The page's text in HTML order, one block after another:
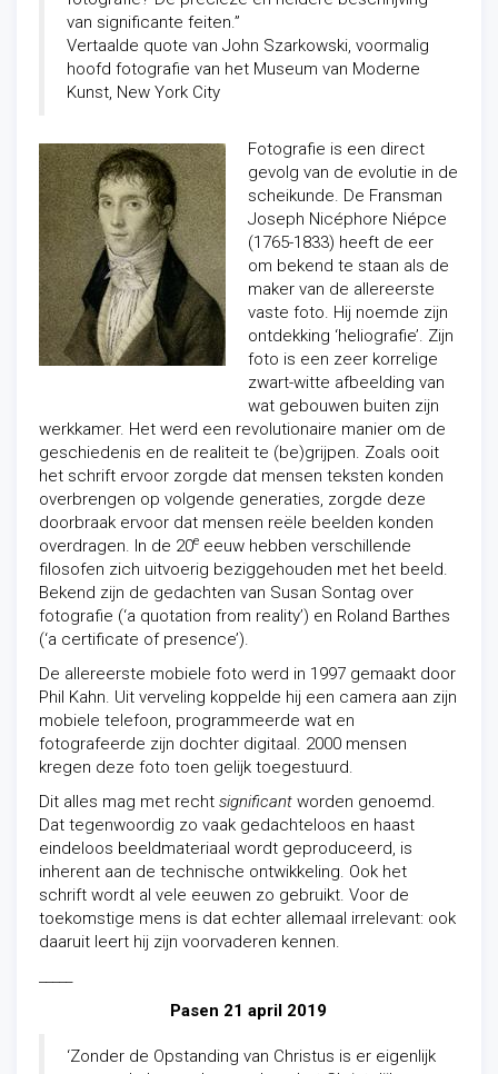
van significante feiten.”
Vertaalde quote van John Szarkowski, voormalig
hoofd fotografie van het Museum van Moderne
Kunst, New York City
Fotografie is een direct
gevolg van de evolutie in de
scheikunde. De Fransman
Joseph Nicéphore Niépce
(1765-1833) heeft de eer
om bekend te staan als de
maker van de allereerste
vaste foto. Hij noemde zijn
ontdekking ‘heliografie’. Zijn
foto is een zeer korrelige
zwart-witte afbeelding van
wat gebouwen buiten zijn
werkkamer. Het werd een revolutionaire manier om de
geschiedenis en de realiteit te (be)grijpen. Zoals ooit
het schrift ervoor zorgde dat mensen teksten konden
overbrengen op volgende generaties, zorgde deze
doorbraak ervoor dat mensen reële beelden konden
overdragen. In de 20e eeuw hebben verschillende
filosofen zich uitvoerig beziggehouden met het beeld.
Bekend zijn de gedachten van Susan Sontag over
fotografie (‘a quotation from reality’) en Roland Barthes
(‘a certificate of presence’).
De allereerste mobiele foto werd in 1997 gemaakt door
Phil Kahn. Uit verveling koppelde hij een camera aan zijn
mobiele telefoon, programmeerde wat en
fotografeerde zijn dochter digitaal. 2000 mensen
kregen deze foto toen gelijk toegestuurd.
Dit alles mag met recht significant worden genoemd.
Dat tegenwoordig zo vaak gedachteloos en haast
eindeloos beeldmateriaal wordt geproduceerd, is
inherent aan de technische ontwikkeling. Ook het
schrift wordt al vele eeuwen zo gebruikt. Voor de
toekomstige mens is dat echter allemaal irrelevant: ook
daaruit leert hij zijn voorvaderen kennen.
Pasen 21 april 2019
‘Zonder de Opstanding van Christus is er eigenlijk